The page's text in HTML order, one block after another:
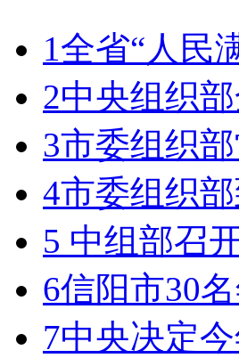
1全省“人民
2中央组织
3市委组织
4市委组织
5 中组部召
6信阳市30
7中央决定